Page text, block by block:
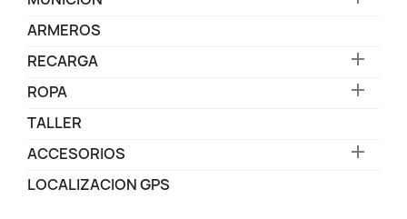
ARMEROS
RECARGA

ROPA 
TALLER
ACCESORIOS

LOCALIZACION GPS